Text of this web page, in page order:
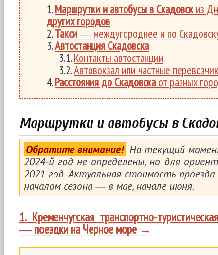
Маршрутки и автобусы в Скадовскиз
других городов
Такси― междугороднее и по
Автостанция Скадовска
Контакты автостанции
Автовокзал или частные
Расстояния до Скадовскаот разных
Маршрутки и автобусы в
Обратите внимание! На текущий
2024-й год не определены, но для
2021 год. Актуальная стоимость проезда
началом сезона ― в мае, начале июня.
1. Кременчугская транспортно-
― поездки на Черное море →